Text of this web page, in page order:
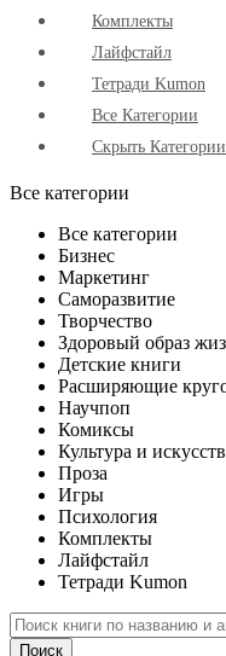
Комплекты
Лайфстайл
Тетради Kumon
Все Категории
Скрыть Категории
Все категории
Все категории
Бизнес
Маркетинг
Саморазвитие
Творчество
Здоровый образ
Детские книги
Расширяющие
Научпоп
Комиксы
Культура и
Проза
Игры
Психология
Комплекты
Лайфстайл
Тетради Kumon
Поиск